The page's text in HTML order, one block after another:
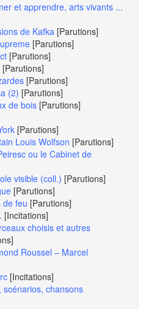
et apprendre, arts vivants ...
de Kafka [Parutions]
[Parutions]
[Parutions]
[Parutions]
[Parutions]
(2) [Parutions]
de bois [Parutions]
[Parutions]
Louis Wolfson [Parutions]
ou le Cabinet de
visible (coll.) [Parutions]
[Parutions]
de feu [Parutions]
[Incitations]
choisis et autres
Roussel – Marcel
[Incitations]
scénarios, chansons